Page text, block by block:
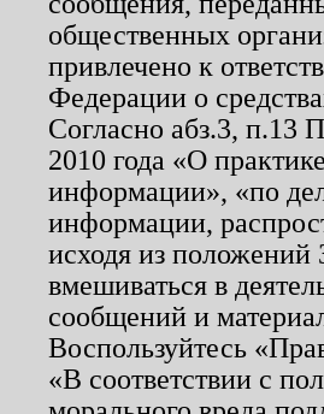
общественных
привлечено к
Федерации о
Согласно абз.3, п.13
2010 года «О
информации», «по
информации,
исходя из
вмешиваться в
сообщений и
Воспользуйтесь
«В соответствии с